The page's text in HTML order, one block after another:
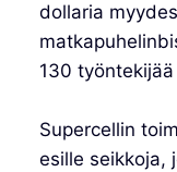
dollaria
130
Supercellin
esille seikkoja,